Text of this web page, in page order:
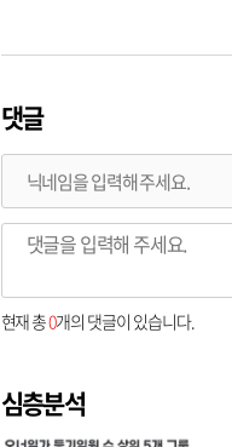
댓글
현재 총0개의 댓글이 있습니다.
심층분석